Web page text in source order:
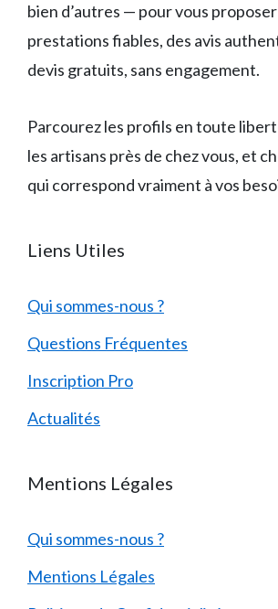
bien d’autres — pour vous
prestations fiables, des avis
devis gratuits, sans engagement.
Parcourez les profils en toute
les artisans près de chez vous, et
qui correspond vraiment à vos
Liens Utiles
Qui sommes-nous ?
Questions Fréquentes
Inscription Pro
Actualités
Mentions Légales
Qui sommes-nous ?
Mentions Légales